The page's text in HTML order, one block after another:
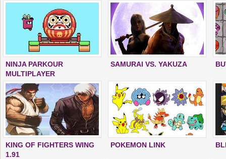
NINJA PARKOUR
MULTIPLAYER
SAMURAI VS. YAKUZA
KING OF FIGHTERS WING
1.91
POKEMON LINK